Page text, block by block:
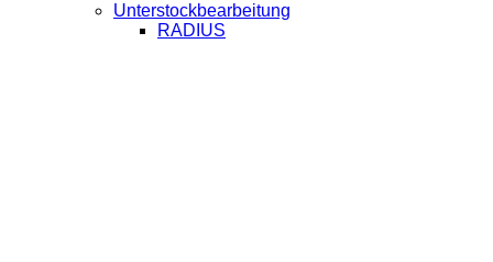
Unterstockbearbeitung
RADIUS